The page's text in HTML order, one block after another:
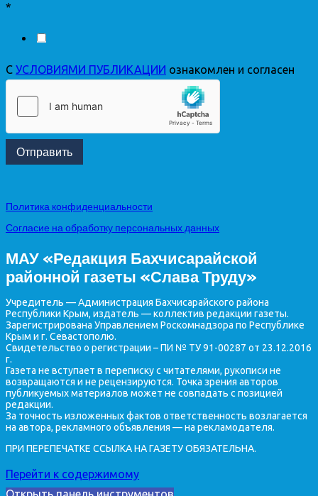
*
С УСЛОВИЯМИ ПУБЛИКАЦИИ ознакомлен и согласен
Отправить
Политика конфиденциальности
Согласие на обработку персональных данных
МАУ «Редакция Бахчисарайской
районной газеты «Слава Труду»
Учредитель — Администрация Бахчисарайского района
Республики Крым, издатель — коллектив редакции газеты.
Зарегистрирована Управлением Роскомнадзора по Республике
Крым и г. Севастополю.
Свидетельство о регистрации – ПИ № ТУ 91-00287 от 23.12.2016
г.
Газета не вступает в переписку с читателями, рукописи не
возвращаются и не рецензируются. Точка зрения авторов
публикуемых материалов может не совпадать с позицией
редакции.
За точность изложенных фактов ответственность возлагается
на автора, рекламного объявления — на рекламодателя.
ПРИ ПЕРЕПЕЧАТКЕ ССЫЛКА НА ГАЗЕТУ ОБЯЗАТЕЛЬНА.
Перейти к содержимому